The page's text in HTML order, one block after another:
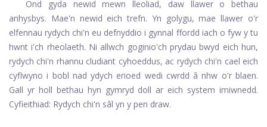
Ond gyda newid mewn lleoliad, daw llawer o bethau
anhysbys. Mae'n newid eich trefn. Yn golygu, mae llawer o'r
elfennau rydych chi'n eu defnyddio i gynnal ffordd iach o fyw y tu
hwnt i'ch rheolaeth. Ni allwch goginio'ch prydau bwyd eich hun,
rydych chi'n rhannu cludiant cyhoeddus, ac rydych chi'n cael eich
cyflwyno i bobl nad ydych erioed wedi cwrdd â nhw o'r blaen.
Gall yr holl bethau hyn gymryd doll ar eich system imiwnedd.
Cyfieithiad: Rydych chi'n sâl yn y pen draw.